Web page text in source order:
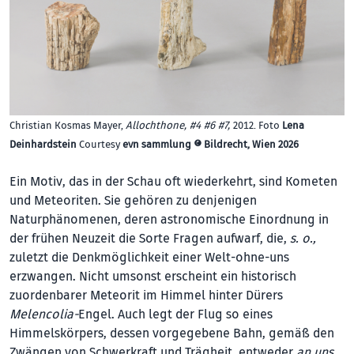
Christian Kosmas Mayer,Allochthone, #4 #6 #7, 2012. Foto Lena
Deinhardstein Courtesyevn sammlung © Bildrecht, Wien 2026
Ein Motiv, das in der Schau oft wiederkehrt, sind Kometen
und Meteoriten. Sie gehören zu denjenigen
Naturphänomenen, deren astronomische Einordnung in
der frühen Neuzeit die Sorte Fragen aufwarf, die, s. o.,
zuletzt die Denkmöglichkeit einer Welt-ohne-uns
erzwangen. Nicht umsonst erscheint ein historisch
zuordenbarer Meteorit im Himmel hinter Dürers
Melencolia-Engel. Auch legt der Flug so eines
Himmelskörpers, dessen vorgegebene Bahn, gemäß den